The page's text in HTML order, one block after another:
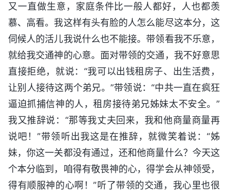
又一直做生意，家庭条件比一般人都好，人也都羡
慕、高看。我这样有头有脸的人怎么能尽这本分，这
伺候人的活儿我说什么也不能接。带领看我不乐意，
就给我交通神的心意。面对带领的交通，我不好意思
直接拒绝，就说：“我可以出钱租房子、出生活费，
让别人接待这两个弟兄。”带领说：“中共一直在疯狂
逼迫抓捕信神的人，租房接待弟兄姊妹太不安全。”
我又推辞说：“那等我丈夫回来，我和他商量商量再
说吧！”带领听出我这是在推辞，就微笑着说：“姊
妹，你这一关都没有通过，还和他商量什么？今天这
个本分临到，咱得有敬畏神的心，得学会从神领受，
得有顺服神的心啊！”听了带领的交通，我心里也很